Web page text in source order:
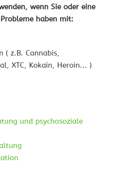
wenn Sie oder eine
haben mit:
( z.B. Cannabis,
XTC, Kokain, Heroin... )
und psychosoziale